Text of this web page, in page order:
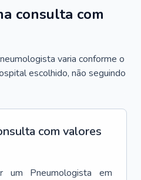
consulta com
varia conforme o
escolhido, não seguindo
com valores
um Pneumologista
em